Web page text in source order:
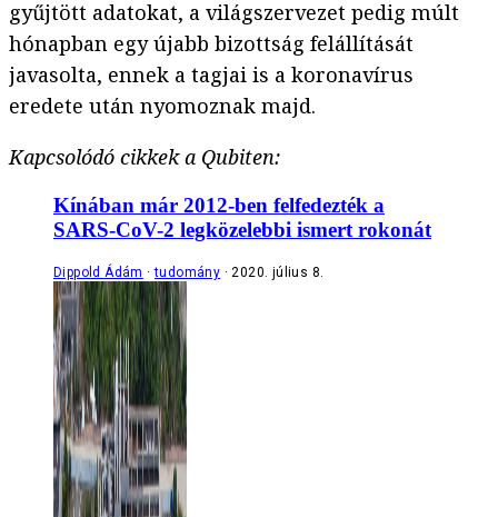
gyűjtött adatokat, a világszervezet pedig múlt
hónapban egy újabb bizottság felállítását
javasolta, ennek a tagjai is a koronavírus
eredete után nyomoznak majd.
Kapcsolódó cikkek a Qubiten:
Kínában már 2012-ben felfedezték a
SARS-CoV-2 legközelebbi ismert rokonát
Dippold Ádám tudomány 2020. július 8.